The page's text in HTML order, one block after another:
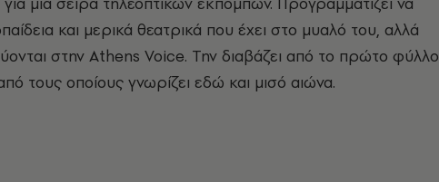
και μερικά θεατρικά που έχει στο μυαλό του, αλλά
στην Athens Voice. Την διαβάζει από το πρώτο φύλλο
τους οποίους γνωρίζει εδώ και μισό αιώνα.